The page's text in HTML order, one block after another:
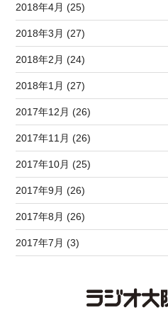
2018年4月 (25)
2018年3月 (27)
2018年2月 (24)
2018年1月 (27)
2017年12月 (26)
2017年11月 (26)
2017年10月 (25)
2017年9月 (26)
2017年8月 (26)
2017年7月 (3)